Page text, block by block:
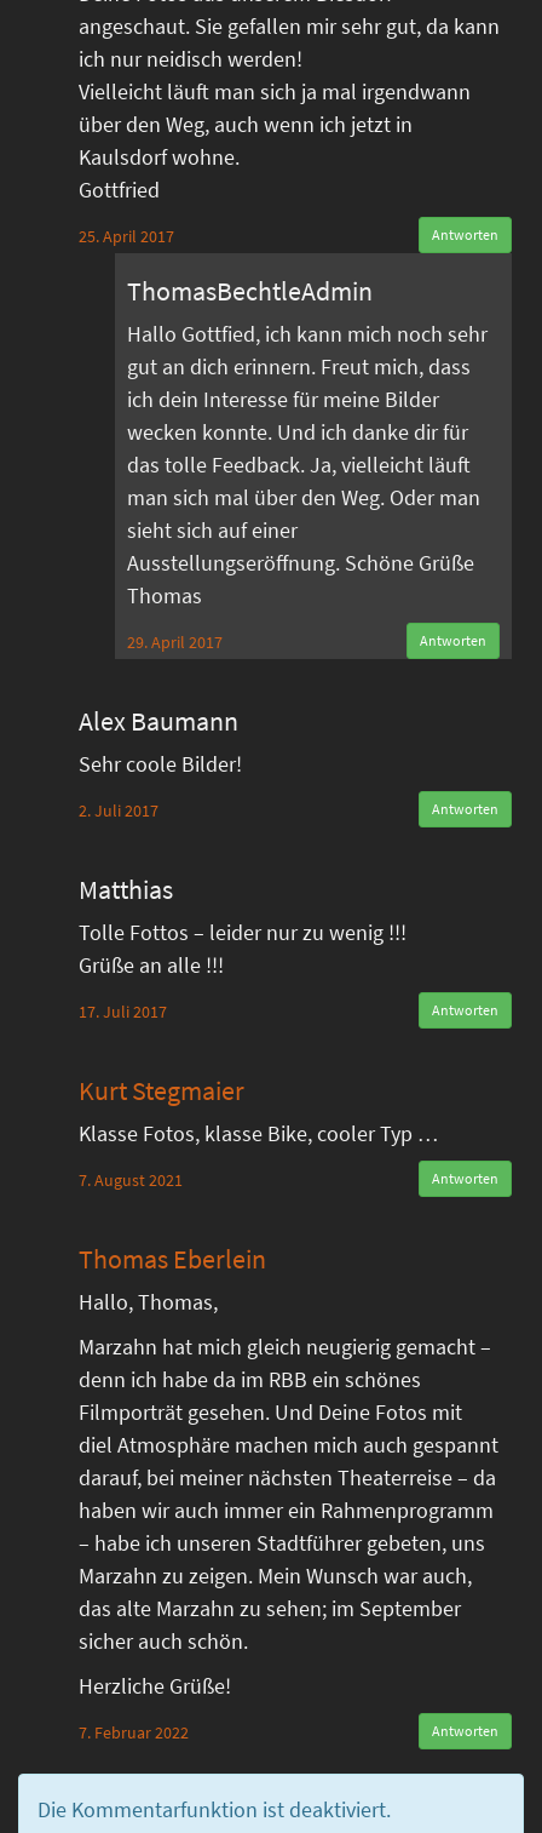
angeschaut. Sie gefallen mir sehr gut, da kann
ich nur neidisch werden!
Vielleicht läuft man sich ja mal irgendwann
über den Weg, auch wenn ich jetzt in
Kaulsdorf wohne.
Gottfried
25. April 2017 Antworten
ThomasBechtleAdmin
Hallo Gottfied, ich kann mich noch sehr
gut an dich erinnern. Freut mich, dass
ich dein Interesse für meine Bilder
wecken konnte. Und ich danke dir für
das tolle Feedback. Ja, vielleicht läuft
man sich mal über den Weg. Oder man
sieht sich auf einer
Ausstellungseröffnung. Schöne Grüße
Thomas
29. April 2017 Antworten
Alex Baumann
Sehr coole Bilder!
2. Juli 2017 Antworten
Matthias
Tolle Fottos – leider nur zu wenig !!!
Grüße an alle !!!
17. Juli 2017 Antworten
Kurt Stegmaier
Klasse Fotos, klasse Bike, cooler Typ …
7. August 2021 Antworten
Thomas Eberlein
Hallo, Thomas,
Marzahn hat mich gleich neugierig gemacht –
denn ich habe da im RBB ein schönes
Filmporträt gesehen. Und Deine Fotos mit
diel Atmosphäre machen mich auch gespannt
darauf, bei meiner nächsten Theaterreise – da
haben wir auch immer ein Rahmenprogramm
– habe ich unseren Stadtführer gebeten, uns
Marzahn zu zeigen. Mein Wunsch war auch,
das alte Marzahn zu sehen; im September
sicher auch schön.
Herzliche Grüße!
7. Februar 2022 Antworten
Die Kommentarfunktion ist deaktiviert.